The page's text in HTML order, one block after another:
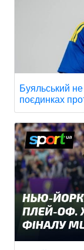
Буяльський
поєдинках